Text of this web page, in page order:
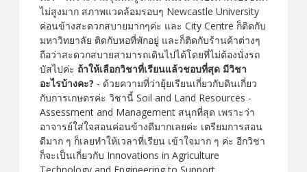
ไม่สูงมาก สภาพแวดล้อมรอบๆ Newcastle University
ค่อนข้างสะดวกสบายมากๆค่ะ และ City Centre ก็ติดกับ
มหาวิทยาลัย ติดกับหอที่พักอยู่ และก็ติดกับร้านค้าต่างๆ
ถือว่าสะดวกสบายสามารถเดินไปได้โดยที่ไม่ต้องนั่งรถ
บัสไปค่ะ ถ้าให้เลือกวิชาที่เรียนแล้วชอบที่สุด มีวิชา
อะไรบ้างคะ? - ด้วยความที่ว่ายุ้ยเรียนเกี่ยวกับดินเกี่ยว
กับการเกษตรค่ะ วิชานี้ Soil and Land Resources -
Assessment and Management สนุกที่สุด เพราะว่า
อาจารย์ใส่ใจสอนค่อนข้างดีมากเลยค่ะ เตรียมการสอน
ดีมาก ๆ ก็เลยทำให้เวลาที่เรียน เข้าใจมาก ๆ ค่ะ อีกวิชา
ก็จะเป็นเกี่ยวกับ Innovations in Agriculture
Technology and Engineering to Support